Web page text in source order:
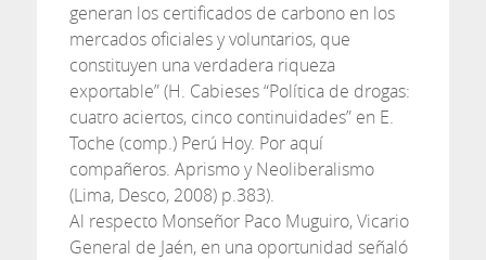
generan los certificados de carbono en los
mercados oficiales y voluntarios, que
constituyen una verdadera riqueza
exportable” (H. Cabieses “Política de drogas:
cuatro aciertos, cinco continuidades” en E.
Toche (comp.) Perú Hoy. Por aquí
compañeros. Aprismo y Neoliberalismo
(Lima, Desco, 2008) p.383).
Al respecto Monseñor Paco Muguiro, Vicario
General de Jaén, en una oportunidad señaló